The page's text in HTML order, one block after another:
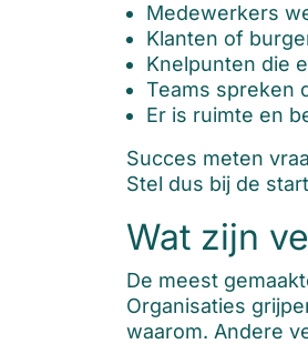
Medewerkers
Klanten of
Knelpunten die
Teams spreken
Er is ruimte en
Succes meten
Stel dus bij de
Wat zijn
De meest
Organisaties
waarom. Andere